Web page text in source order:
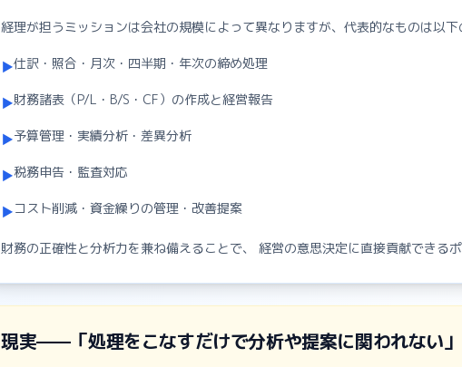
経理が担うミッションは会社の規模によって異なりますが、代表的なものは以下
▶仕訳・照合・月次・四半期・年次の締め処理
▶財務諸表（P/L・B/S・CF）の作成と経営報告
▶予算管理・実績分析・差異分析
▶税務申告・監査対応
▶コスト削減・資金繰りの管理・改善提案
財務の正確性と分析力を兼ね備えることで、 経営の意思決定に直接貢献できる
現実——「処理をこなすだけで分析や提案に関われない